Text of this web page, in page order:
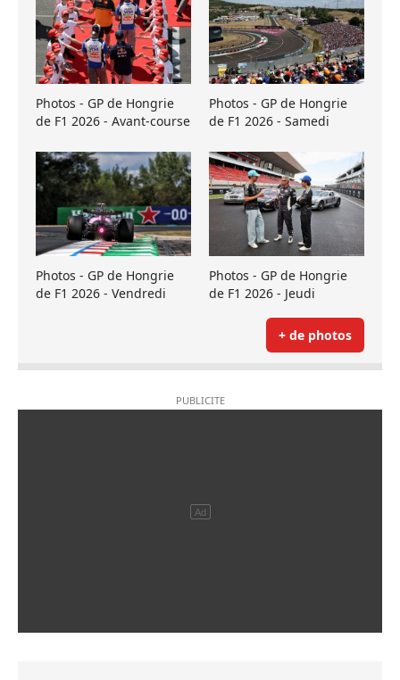
Photos - GP de Hongrie
de F1 2026 - Avant-course
Photos - GP de Hongrie
de F1 2026 - Samedi
Photos - GP de Hongrie
de F1 2026 - Vendredi
Photos - GP de Hongrie
de F1 2026 - Jeudi
+ de photos